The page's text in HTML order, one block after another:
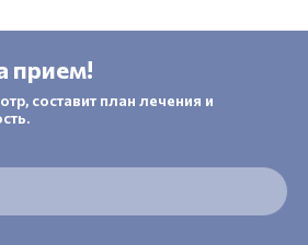
прием!
составит план лечения и